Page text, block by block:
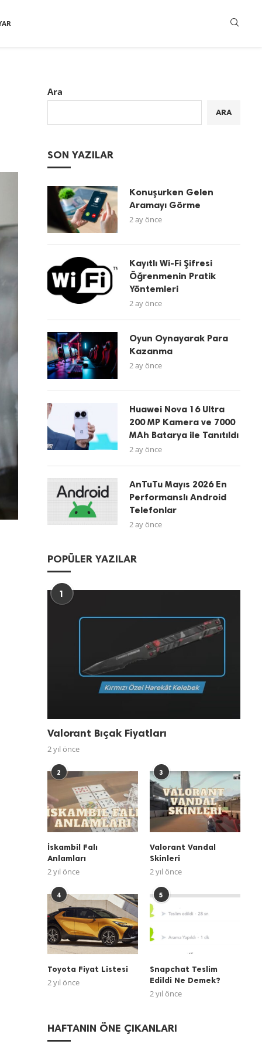
Ara
ARA
SON YAZILAR
Konuşurken Gelen
Aramayı Görme
2 ay önce
Kayıtlı Wi-Fi Şifresi
Öğrenmenin Pratik
Yöntemleri
2 ay önce
Oyun Oynayarak Para
Kazanma
2 ay önce
Huawei Nova 16 Ultra
200 MP Kamera ve 7000
MAh Batarya ile Tanıtıldı
2 ay önce
AnTuTu Mayıs 2026 En
Performanslı Android
Telefonlar
2 ay önce
POPÜLER YAZILAR
1
Valorant Bıçak Fiyatları
2 yıl önce
2
İskambil Falı
Anlamları
2 yıl önce
3
Valorant Vandal
Skinleri
2 yıl önce
4
Toyota Fiyat Listesi
2 yıl önce
5
Snapchat Teslim
Edildi Ne Demek?
2 yıl önce
HAFTANIN ÖNE ÇIKANLARI